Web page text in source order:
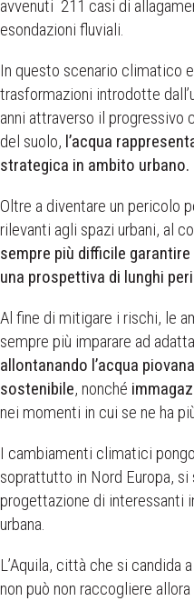
avvenuti 211 casi di
esondazioni fluviali.
In questo scenario climatico
trasformazioni introdotte
anni attraverso il progressivo
del suolo, l’acqua
strategica in ambito urbano.
Oltre a diventare un pericolo
rilevanti agli spazi urbani, al
sempre più difficile garantire
una prospettiva di lunghi
Al fine di mitigare i rischi, le
sempre più imparare ad
allontanando l’acqua
sostenibile, nonché
nei momenti in cui se ne ha
I cambiamenti climatici
soprattutto in Nord Europa,
progettazione di interessanti
urbana.
L’Aquila, città che si candida
non può non raccogliere